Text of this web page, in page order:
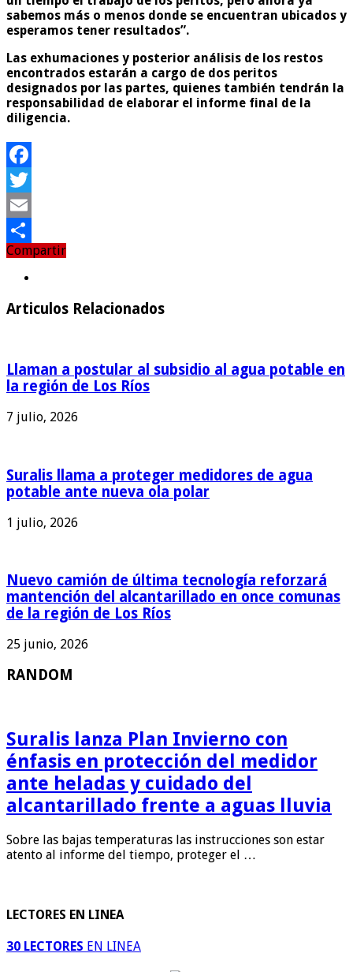
sabemos más o menos donde se encuentran ubicados y
esperamos tener resultados”.
Las exhumaciones y posterior análisis de los restos
encontrados estarán a cargo de dos peritos
designados por las partes, quienes también tendrán la
responsabilidad de elaborar el informe final de la
diligencia.
Facebook
Twitter
Email
Compartir
Compartir
Articulos Relacionados
Llaman a postular al subsidio al agua potable en
la región de Los Ríos
7 julio, 2026
Suralis llama a proteger medidores de agua
potable ante nueva ola polar
1 julio, 2026
Nuevo camión de última tecnología reforzará
mantención del alcantarillado en once comunas
de la región de Los Ríos
25 junio, 2026
RANDOM
Suralis lanza Plan Invierno con
énfasis en protección del medidor
ante heladas y cuidado del
alcantarillado frente a aguas lluvia
Sobre las bajas temperaturas las instrucciones son estar
atento al informe del tiempo, proteger el …
LECTORES EN LINEA
30 LECTORES EN LINEA